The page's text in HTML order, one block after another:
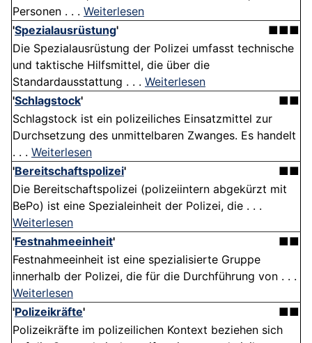
Personen . . . Weiterlesen
'Spezialausrüstung'
■■■
Die Spezialausrüstung der Polizei umfasst technische
und taktische Hilfsmittel, die über die
Standardausstattung . . . Weiterlesen
'Schlagstock'
■■
Schlagstock ist ein polizeiliches Einsatzmittel zur
Durchsetzung des unmittelbaren Zwanges. Es handelt
. . . Weiterlesen
'Bereitschaftspolizei'
■■
Die Bereitschaftspolizei (polizeiintern abgekürzt mit
BePo) ist eine Spezialeinheit der Polizei, die . . .
Weiterlesen
'Festnahmeeinheit'
■■
Festnahmeeinheit ist eine spezialisierte Gruppe
innerhalb der Polizei, die für die Durchführung von . . .
Weiterlesen
'Polizeikräfte'
■■
Polizeikräfte im polizeilichen Kontext beziehen sich